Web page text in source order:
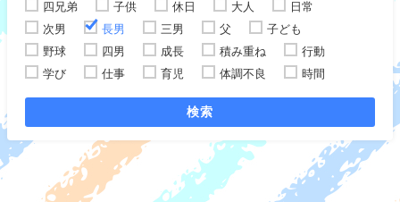
四兄弟 子供 休日 大人
日常
次男
長男 三男 父
子ども
野球
四男 成長 積み重ね
行動
学び
仕事 育児 体調不良 時間
検索